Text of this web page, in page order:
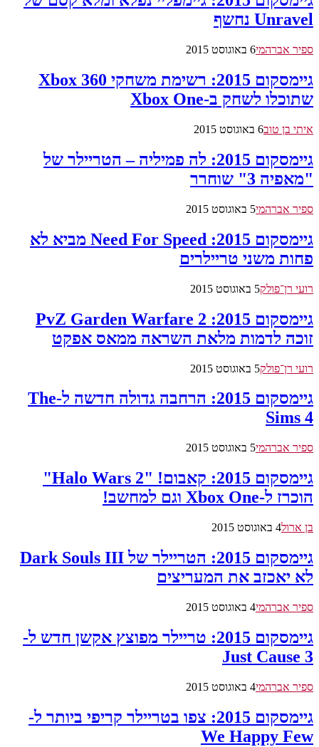
Unravel נחשף
ספיר אברהמי6 באוגוסט 2015
גיימסקום 2015: רשימת משחקי Xbox 360
שתוכלו לשחק ב-Xbox One
איתי בן טוב6 באוגוסט 2015
גיימסקום 2015: לה פמיליה – הטריילר של
"מאפיה 3" שוחרר
ספיר אברהמי5 באוגוסט 2015
גיימסקום 2015: Need For Speed מביא לא
פחות משני טריילרים
רועי רן־פולק5 באוגוסט 2015
גיימסקום 2015: PvZ Garden Warfare 2
זוכה לדמות מלאת השראה ממאס אפקט
רועי רן־פולק5 באוגוסט 2015
גיימסקום 2015: הרחבה גדולה חדשה ל-The
Sims 4
ספיר אברהמי5 באוגוסט 2015
גיימסקום 2015: קאבום! "Halo Wars 2"
הוכרז ל-Xbox One וגם למחשב!
בן ארול4 באוגוסט 2015
גיימסקום 2015: הטריילר של Dark Souls III
לא יאכזב את המעריצים
ספיר אברהמי4 באוגוסט 2015
גיימסקום 2015: טריילר מפוצץ אקשן חדש ל-
Just Cause 3
ספיר אברהמי4 באוגוסט 2015
גיימסקום 2015: צפו בטריילר קריפי ביותר ל-
We Happy Few